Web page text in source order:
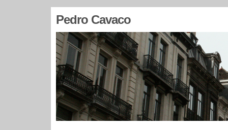
Pedro Cavaco